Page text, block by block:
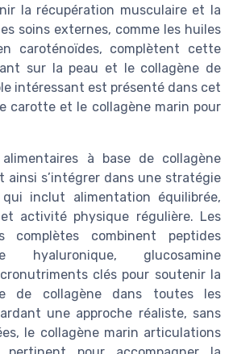
la récupération musculaire et la
soins externes, comme les huiles
caroténoïdes, complètent cette
sur la peau et le collagène de
intéressant est présenté dans cet
carotte et le collagène marin pour
à base de collagène
ainsi s’intégrer dans une stratégie
inclut alimentation équilibrée,
activité physique régulière. Les
complètes combinent peptides
hyaluronique, glucosamine
clés pour soutenir la
de collagène dans toutes les
une approche réaliste, sans
le collagène marin articulations